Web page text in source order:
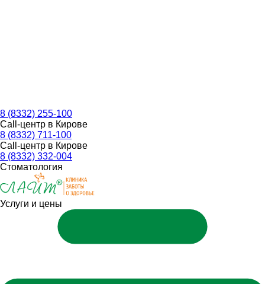
8 (8332) 255-100
Call-центр в Кирове
8 (8332) 711-100
Call-центр в Кирове
8 (8332) 332-004
Стоматология
Услуги и цены